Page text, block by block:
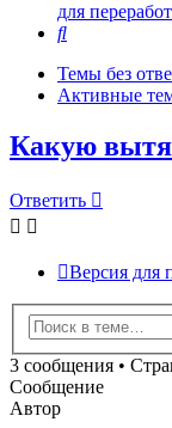
для
Поиск
Темы без
Активные
Какую
Ответить
Версия для
3 сообщения •
Сообщение
Автор